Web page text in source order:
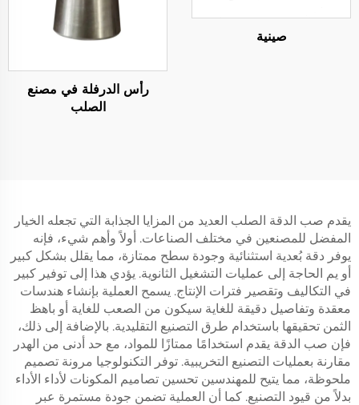
صينية
رأس الدرفلة في مصنع
الصلب
يقدم صب الدقة الصلب العديد من المزايا الجذابة التي تجعله الخيار
المفضل للمصنعين في مختلف الصناعات. أولاً وأهم شيء، فإنه
يوفر دقة بُعدية استثنائية وجودة سطح ممتازة، مما يقلل بشكل كبير
أو يم الحاجة إلى عمليات التشغيل الثانوية. يؤدي هذا إلى توفير كبير
في التكاليف وتقصير فترات الإنتاج. يسمح العملية بإنشاء هندسات
معقدة وتفاصيل دقيقة للغاية سيكون من الصعب للغاية أو باهظ
الثمن تحقيقها باستخدام طرق التصنيع التقليدية. بالإضافة إلى ذلك،
فإن صب الدقة يقدم استخدامًا ممتازًا للمواد، مع حد أدنى من الهدر
مقارنة بعمليات التصنيع التخريبية. توفر التكنولوجيا مرونة تصميم
ملحوظة، مما يتيح للمهندسين تحسين تصاميم المكونات لأداء الأداء
بدلاً من قيود التصنيع. كما أن العملية تضمن جودة مستمرة عبر